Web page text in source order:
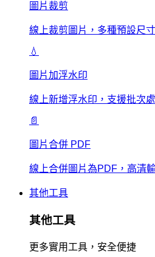
圖片裁剪
線上裁剪圖片，多種預設尺寸
💧
圖片加浮水印
線上新增浮水印，支援批次
📄
圖片合併 PDF
線上合併圖片為PDF，高清
其他工具
其他工具
更多實用工具，安全便捷